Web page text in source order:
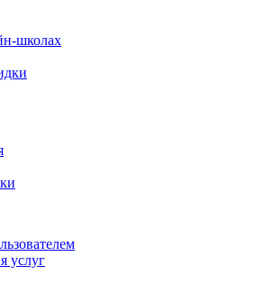
школах
услуг